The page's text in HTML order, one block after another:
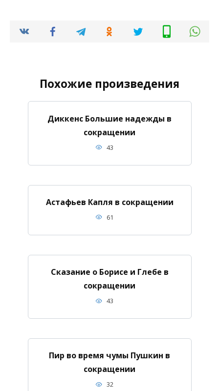
Похожие произведения
Диккенс Большие надежды в
сокращении
43
Астафьев Капля в сокращении
61
Сказание о Борисе и Глебе в
сокращении
43
Пир во время чумы Пушкин в
сокращении
32